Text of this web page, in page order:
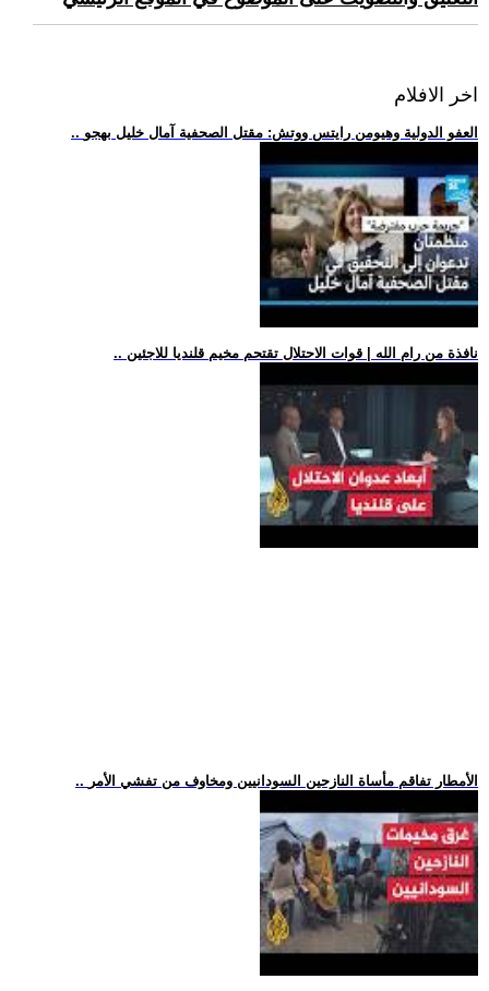
اخر الافلام
.. العفو الدولية وهيومن رايتس ووتش: مقتل الصحفية آمال خليل بهجو
.. نافذة من رام الله | قوات الاحتلال تقتحم مخيم قلنديا للاجئين
.. الأمطار تفاقم مأساة النازحين السودانيين ومخاوف من تفشي الأمر